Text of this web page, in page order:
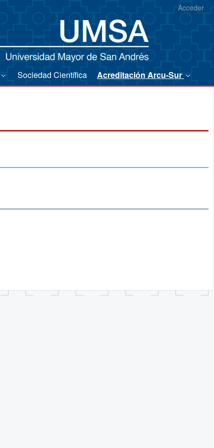
Acceder
Sociedad Científica Acreditación Arcu-Sur